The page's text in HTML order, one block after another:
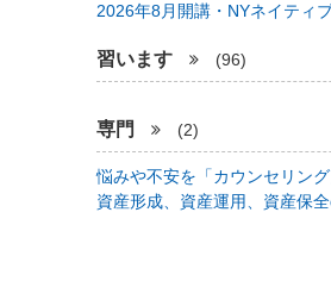
2026年8月開講・NYネイティ
習います (96)
専門 (2)
悩みや不安を「カウンセリン
資産形成、資産運用、資産保